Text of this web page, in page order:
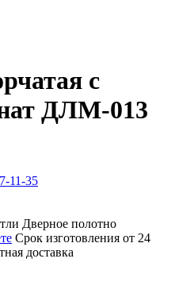
с
ДЛМ-013
11-35
Дверное полотно
Срок изготовления от 24
доставка